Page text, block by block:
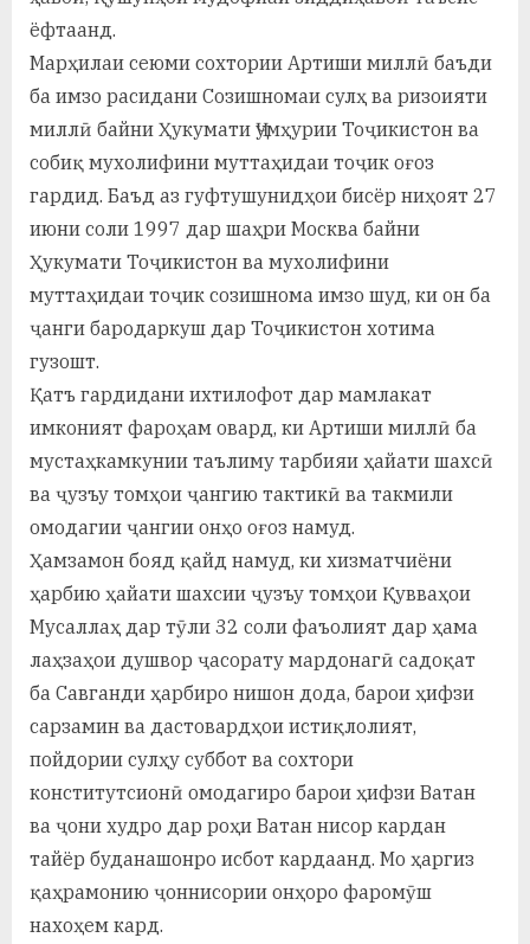
ёфтаанд.
Марҳилаи сеюми сохтории Артиши миллӣ баъди
ба имзо расидани Созишномаи сулҳ ва ризоияти
миллӣ байни Ҳукумати Ҷумҳурии Тоҷикистон ва
собиқ мухолифини муттаҳидаи тоҷик оғоз
гардид. Баъд аз гуфтушунидҳои бисёр ниҳоят 27
июни соли 1997 дар шаҳри Москва байни
Ҳукумати Тоҷикистон ва мухолифини
муттаҳидаи тоҷик созишнома имзо шуд, ки он ба
ҷанги бародаркуш дар Тоҷикистон хотима
гузошт.
Қатъ гардидани ихтилофот дар мамлакат
имконият фароҳам овард, ки Артиши миллӣ ба
мустаҳкамкунии таълиму тарбияи ҳайати шахсӣ
ва ҷузъу томҳои ҷангию тактикӣ ва такмили
омодагии ҷангии онҳо оғоз намуд.
Ҳамзамон бояд қайд намуд, ки хизматчиёни
ҳарбию ҳайати шахсии ҷузъу томҳои Қувваҳои
Мусаллаҳ дар тӯли 32 соли фаъолият дар ҳама
лаҳзаҳои душвор ҷасорату мардонагӣ садоқат
ба Савганди ҳарбиро нишон дода, барои ҳифзи
сарзамин ва дастовардҳои истиқлолият,
пойдории сулҳу суббот ва сохтори
конститутсионӣ омодагиро барои ҳифзи Ватан
ва ҷони худро дар роҳи Ватан нисор кардан
тайёр буданашонро исбот кардаанд. Мо ҳаргиз
қаҳрамонию ҷоннисории онҳоро фаромӯш
нахоҳем кард.